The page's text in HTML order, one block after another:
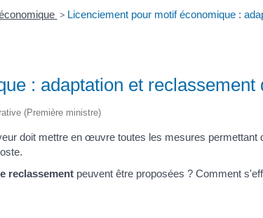
> Licenciement pour motif économique :
: adaptation et reclassement
(Première ministre)
doit mettre en œuvre toutes les mesures
reclassement peuvent être proposées ? Comment